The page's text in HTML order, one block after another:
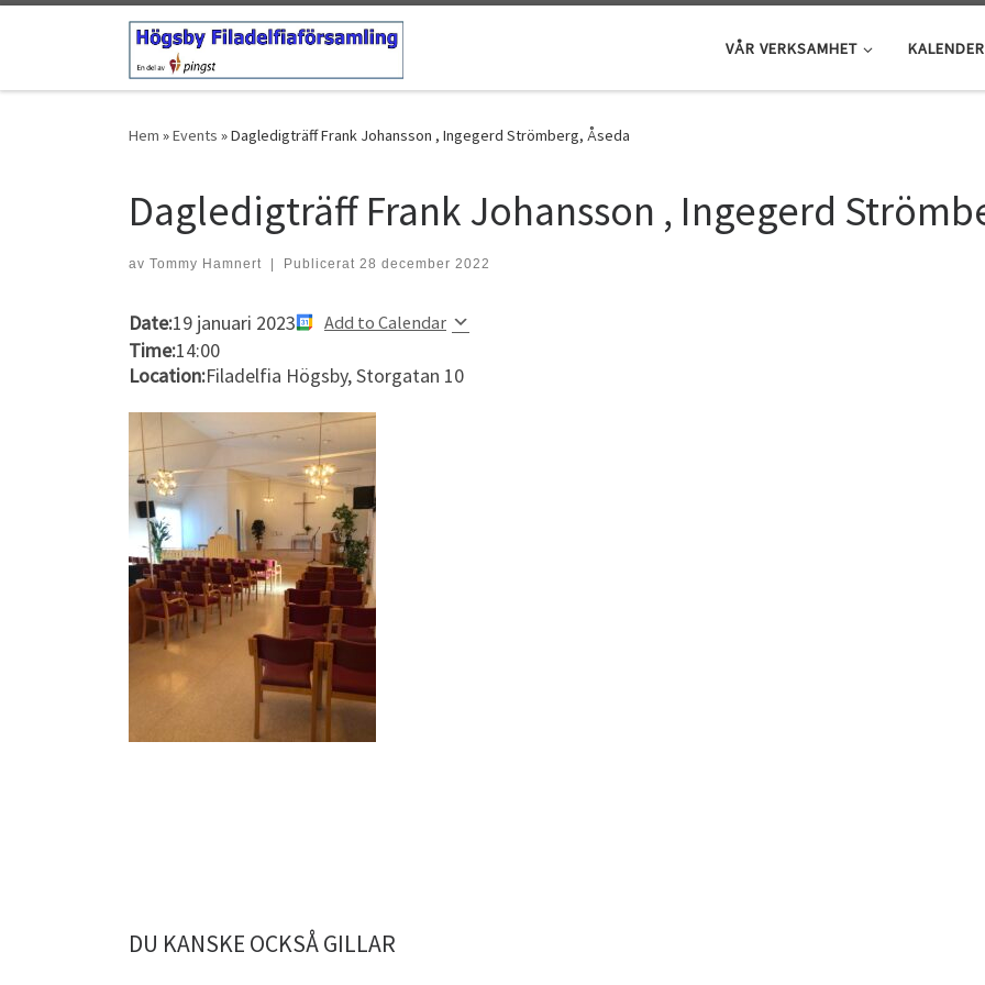
Hoppa till innehåll
VÅR VERKSAMHET KALENDER
Hem »Events »Dagledigträff Frank Johansson , Ingegerd Strömberg, Åseda
Dagledigträff Frank Johansson , Ingegerd
av Tommy Hamnert | Publicerat 28 december 2022
Date:19 januari 2023 Add to Calendar
Time:14:00
Location:Filadelfia Högsby, Storgatan 10
DU KANSKE OCKSÅ GILLAR